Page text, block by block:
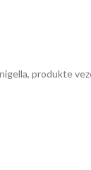
produkte